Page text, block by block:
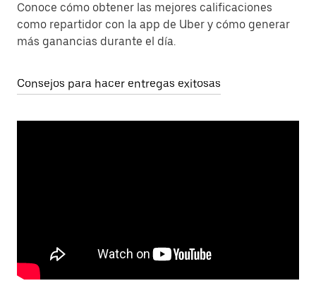
Conoce cómo obtener las mejores calificaciones
como repartidor con la app de Uber y cómo generar
más ganancias durante el día.
Consejos para hacer entregas exitosas